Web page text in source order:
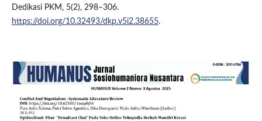
Dedikasi PKM, 5(2), 298–306.
https://doi.org/10.32493/dkp.v5i2.38655.